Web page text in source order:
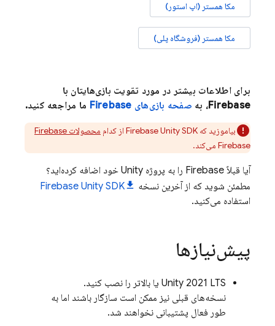
مکا همستر (اپ استور)
مکا همستر (فروشگاه پلی)
برای اطلاعات بیشتر در مورد تقویت بازی‌هایتان با
Firebase، به
صفحه بازی‌های Firebase ما مراجعه کنید.
بیاموزید که Firebase UnitySDK از کدام
محصولات Firebase
Firebase می‌کند.
آیا قبلاً Firebase را به پروژه Unity خود اضافه کرده‌اید؟
مطمئن شوید که از آخرین نسخه
Firebase Unity SDK
استفاده می‌کنید.
پیش‌نیازها
Unity 2021 LTS یا بالاتر را نصب کنید.
نسخه‌های قبلی نیز ممکن است سازگار باشند اما به
طور فعال پشتیبانی نخواهند شد.